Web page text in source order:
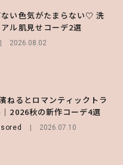
ない色気がたまらない♡ 洗
ル肌見せコーデ2選
2026.08.02
ねるとロマンティックトラ
2026秋の新作コーデ4選
2026.07.10
イクはプレイフルに！ドキ
ぽ“うるみ目”のつくり方
スタイルはどう作る？体型
の過ごし方など独占インタ
2026.07.31
ローキティが可愛すぎ♡ 紀
優秀保冷バッグ”は夏の強
ミューズ9月号増刊】
“シアースカート”でさり
け感のニュアンスを楽しめ
テム4選